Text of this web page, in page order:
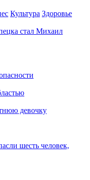
Культура Здоровье
стал Михаил
девочку
шесть человек,